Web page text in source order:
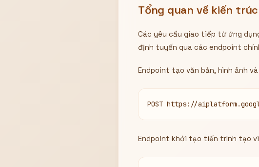
Tổng quan về kiến
Các yêu cầu giao tiếp từ ứng
định tuyến qua các endpoint
Endpoint tạo văn bản, hình ảnh
POST https://
Endpoint khởi tạo tiến trình tạo